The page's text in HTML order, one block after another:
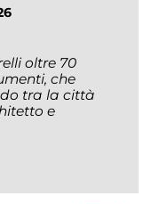
oltre 70
che
tra la città
e